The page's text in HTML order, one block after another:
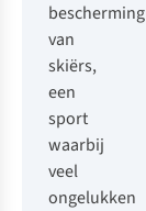
bescherming
van
skiërs,
een
sport
waarbij
veel
ongelukken